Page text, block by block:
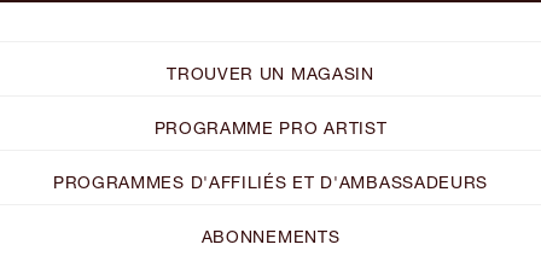
TROUVER UN MAGASIN
PROGRAMME PRO ARTIST
PROGRAMMES D'AFFILIÉS ET D'AMBASSADEURS
ABONNEMENTS